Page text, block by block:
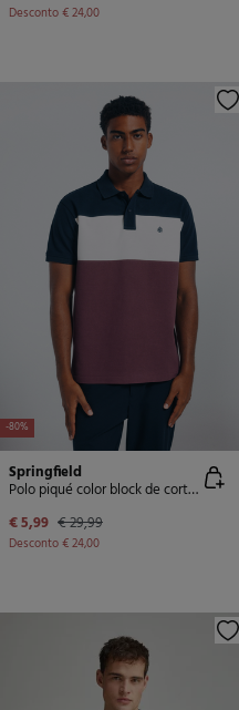
Desconto€ 24,00
-80%
Springfield
Polo piqué color block de corte regular
€ 5,99 € 29,99
Desconto€ 24,00